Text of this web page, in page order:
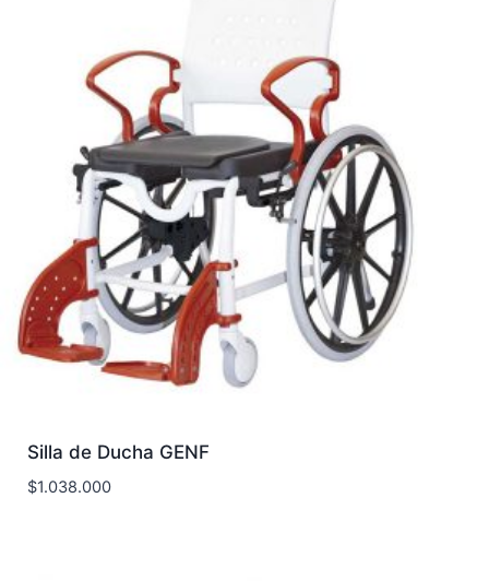
Silla de Ducha GENF
$1.038.000